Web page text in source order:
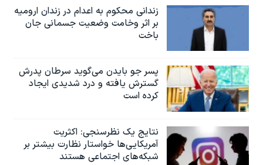
زندانی محکوم به اعدام در زندان ارومیه
بر اثر وخامت وضعیت جسمانی جان
باخت
پسر جو بایدن می‌گوید سرطان پدرش
گسترش یافته و درد شدیدی ایجاد
کرده است
نتایج یک نظرسنجی: اکثریت
آمریکایی‌ها خواستار نظارت بیشتر بر
شبکه‌های اجتماعی هستند